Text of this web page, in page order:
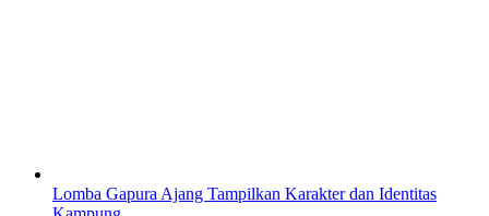
Lomba Gapura Ajang Tampilkan Karakter dan Identitas